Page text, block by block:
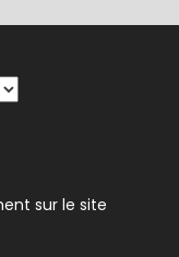
sur le site